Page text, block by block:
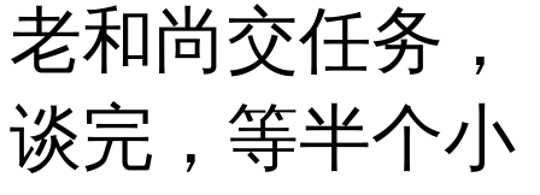
老和尚交任务，
谈完，等半个小